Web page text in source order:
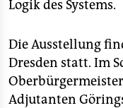
Logik des Systems.
Die Ausstellung
Dresden statt. Im
Adjutanten